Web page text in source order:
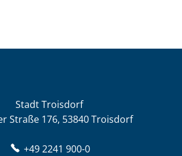
Stadt Troisdorf
Straße 176, 53840 Troisdorf
+49 2241 900-0